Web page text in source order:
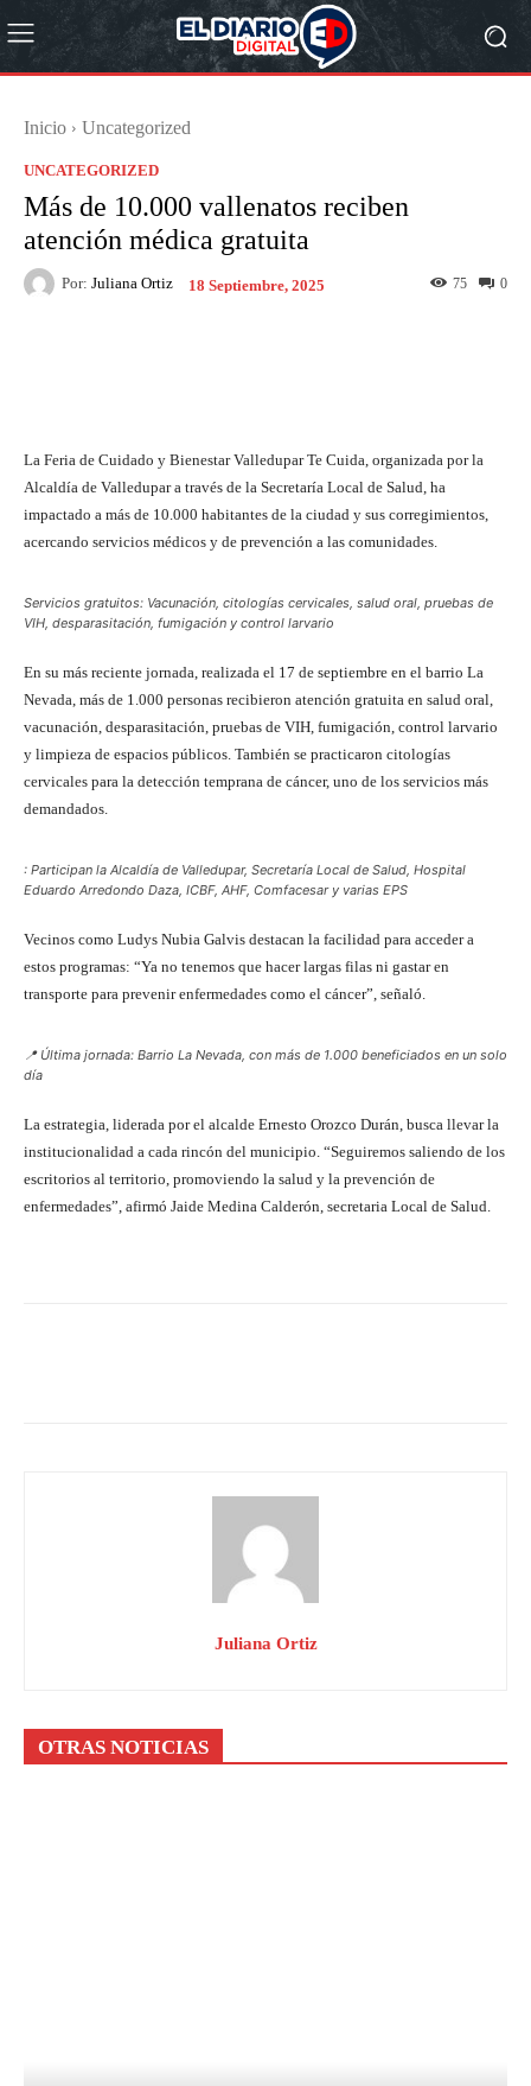
Inicio Uncategorized
UNCATEGORIZED
Más de 10.000 vallenatos reciben
atención médica gratuita
Por: Juliana Ortiz 18 Septiembre, 2025 0
75
La Feria de Cuidado y Bienestar Valledupar Te Cuida, organizada por la
Alcaldía de Valledupar a través de la Secretaría Local de Salud, ha
impactado a más de 10.000 habitantes de la ciudad y sus corregimientos,
acercando servicios médicos y de prevención a las comunidades.
Servicios gratuitos: Vacunación, citologías cervicales, salud oral, pruebas de
VIH, desparasitación, fumigación y control larvario
En su más reciente jornada, realizada el 17 de septiembre en el barrio La
Nevada, más de 1.000 personas recibieron atención gratuita en salud oral,
vacunación, desparasitación, pruebas de VIH, fumigación, control larvario
y limpieza de espacios públicos. También se practicaron citologías
cervicales para la detección temprana de cáncer, uno de los servicios más
demandados.
: Participan la Alcaldía de Valledupar, Secretaría Local de Salud, Hospital
Eduardo Arredondo Daza, ICBF, AHF, Comfacesar y varias EPS
Vecinos como Ludys Nubia Galvis destacan la facilidad para acceder a
estos programas: “Ya no tenemos que hacer largas filas ni gastar en
transporte para prevenir enfermedades como el cáncer”, señaló.
📍 Última jornada: Barrio La Nevada, con más de 1.000 beneficiados en un solo
día
La estrategia, liderada por el alcalde Ernesto Orozco Durán, busca llevar la
institucionalidad a cada rincón del municipio. “Seguiremos saliendo de los
escritorios al territorio, promoviendo la salud y la prevención de
enfermedades”, afirmó Jaide Medina Calderón, secretaria Local de Salud.
Juliana Ortiz
OTRAS NOTICIAS